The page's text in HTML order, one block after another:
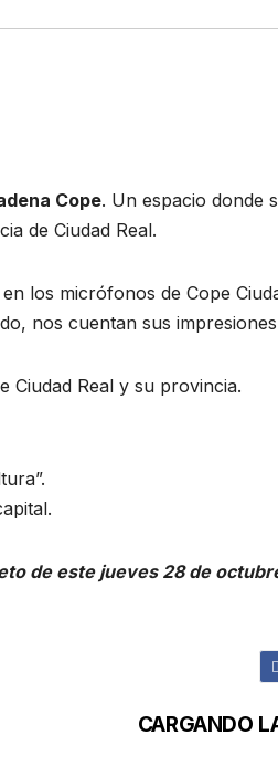
Cope. Un espacio donde
de Ciudad Real.
los micrófonos de Cope
nos cuentan sus
Ciudad Real y su provincia.
de este jueves 28 de
CARGANDO